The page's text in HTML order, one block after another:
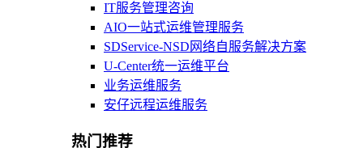
IT服务管理咨询
AIO一站式运维管理服务
SDService-NSD网络自服务解决方案
U-Center统一运维平台
业务运维服务
安仔远程运维服务
热门推荐